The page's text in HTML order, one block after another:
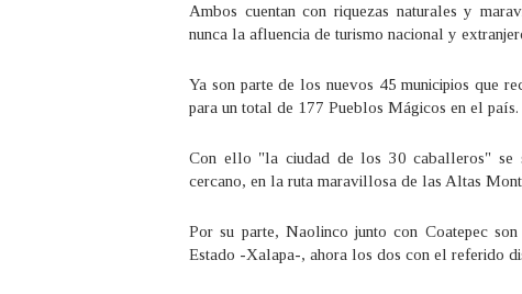
Ambos cuentan con riquezas naturales y
nunca la afluencia de turismo nacional y
Ya son parte de los nuevos 45 municipios que
para un total de 177 Pueblos Mágicos en el país.
Con ello "la ciudad de los 30 caballeros" se
cercano, en la ruta maravillosa de las Altas
Por su parte, Naolinco junto con Coatepec
Estado -Xalapa-, ahora los dos con el referido